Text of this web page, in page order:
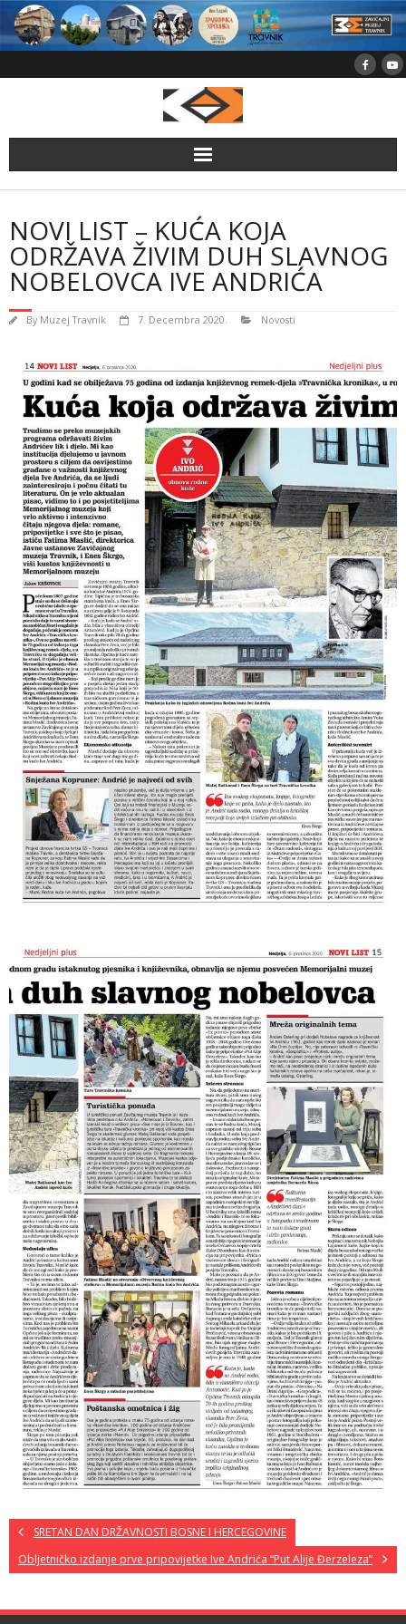
Skip
content
NOVI LIST – KUĆA KOJA
ODRŽAVA ŽIVIM DUH SLAVNOG
NOBELOVCA IVE ANDRIĆA
By Muzej Travnik 7. Decembra 2020. Novosti
SRETAN DAN DRŽAVNOSTI BOSNE I HERCEGOVINE
Obljetničko izdanje prve pripovijetke Ive Andrića “Put Alije Đerzeleza”